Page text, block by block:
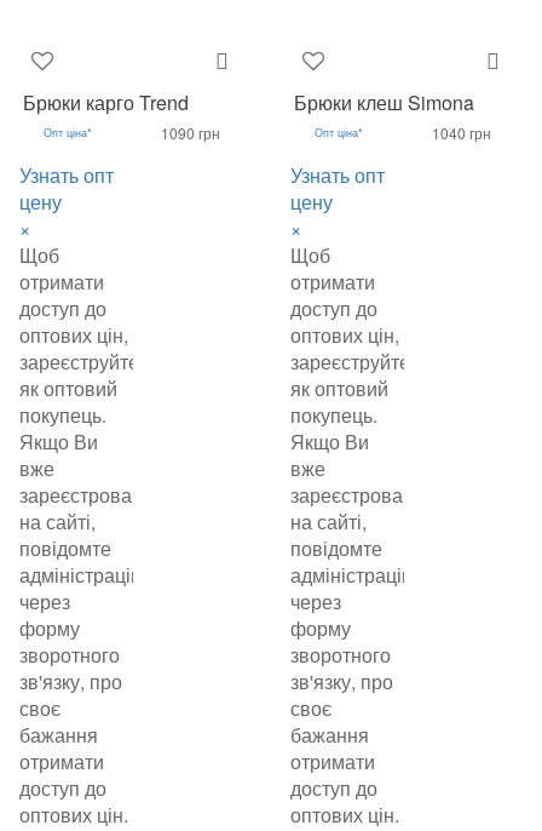
Брюки карго Trend
Опт ціна*
Узнать опт
цену
×
Щоб
отримати
доступ до
оптових цін,
зареєструйтеся
як оптовий
покупець.
Якщо Ви
вже
зареєстровані
на сайті,
повідомте
адміністрацію
через
форму
зворотного
зв'язку, про
своє
бажання
отримати
доступ до
оптових цін.
1090 грн
Брюки клеш Simona
Опт ціна*
Узнать опт
цену
×
Щоб
отримати
доступ до
оптових цін,
зареєструйтеся
як оптовий
покупець.
Якщо Ви
вже
зареєстровані
на сайті,
повідомте
адміністрацію
через
форму
зворотного
зв'язку, про
своє
бажання
отримати
доступ до
оптових цін.
1040 грн